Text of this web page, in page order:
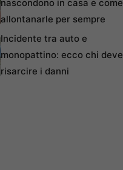
nascondono in casa e come
allontanarle per sempre
Incidente tra auto e
monopattino: ecco chi deve
risarcire i danni